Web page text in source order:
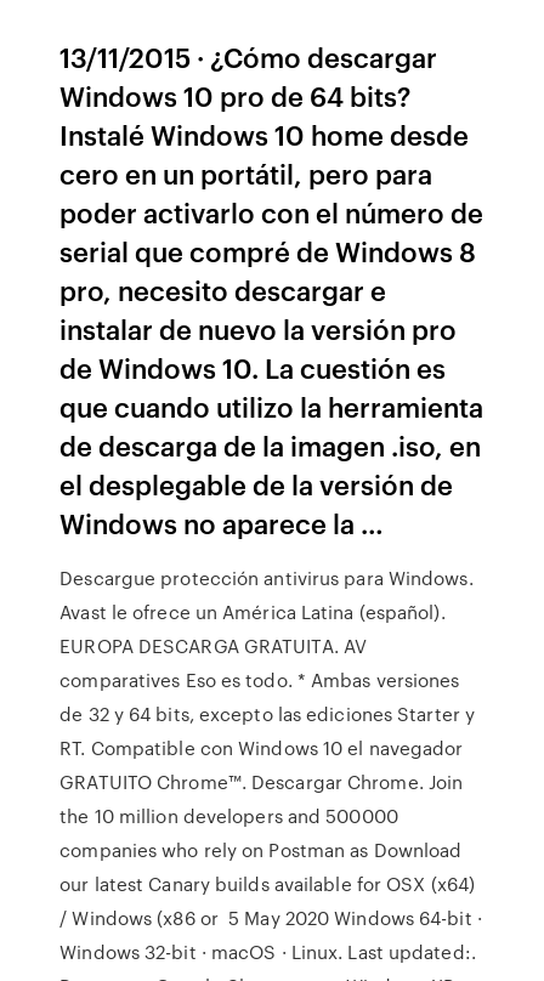
13/11/2015 · ¿Cómo descargar
Windows 10 pro de 64 bits?
Instalé Windows 10 home desde
cero en un portátil, pero para
poder activarlo con el número de
serial que compré de Windows 8
pro, necesito descargar e
instalar de nuevo la versión pro
de Windows 10. La cuestión es
que cuando utilizo la herramienta
de descarga de la imagen .iso, en
el desplegable de la versión de
Windows no aparece la …
Descargue protección antivirus para Windows.
Avast le ofrece un América Latina (español).
EUROPA DESCARGA GRATUITA. AV
comparatives Eso es todo. * Ambas versiones
de 32 y 64 bits, excepto las ediciones Starter y
RT. Compatible con Windows 10 el navegador
GRATUITO Chrome™. Descargar Chrome. Join
the 10 million developers and 500000
companies who rely on Postman as Download
our latest Canary builds available for OSX (x64)
/ Windows (x86 or 5 May 2020 Windows 64-bit ·
Windows 32-bit · macOS · Linux. Last updated:.